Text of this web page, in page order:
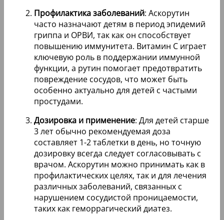
Профилактика заболеваний: Аскорутин
часто назначают детям в период эпидемий
гриппа и ОРВИ, так как он способствует
повышению иммунитета. Витамин C играет
ключевую роль в поддержании иммунной
функции, а рутин помогает предотвратить
повреждение сосудов, что может быть
особенно актуально для детей с частыми
простудами.
Дозировка и применение: Для детей старше
3 лет обычно рекомендуемая доза
составляет 1-2 таблетки в день, но точную
дозировку всегда следует согласовывать с
врачом. Аскорутин можно принимать как в
профилактических целях, так и для лечения
различных заболеваний, связанных с
нарушением сосудистой проницаемости,
таких как геморрагический диатез.